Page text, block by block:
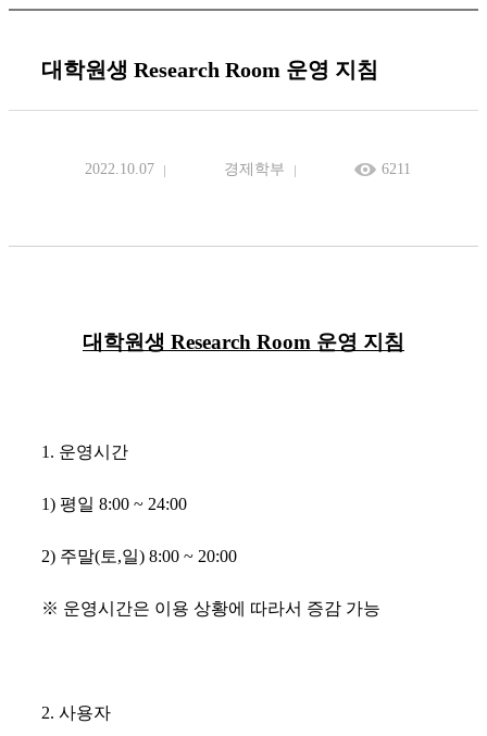
대학원생 Research Room 운영 지침
2022.10.07 경제학부 6211
대학원생 Research Room 운영 지침
1. 운영시간
1) 평일 8:00 ~ 24:00
2) 주말(토,일) 8:00 ~ 20:00
※ 운영시간은 이용 상황에 따라서 증감 가능
2. 사용자